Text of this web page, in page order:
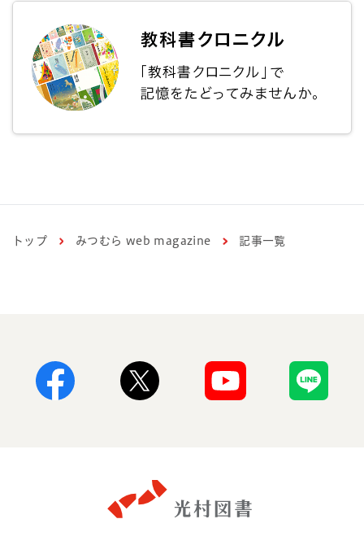
トップ みつむら web magazine 記事一覧